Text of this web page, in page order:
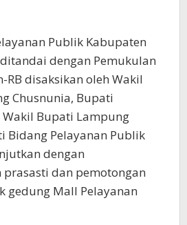
Publik Kabupaten
dengan Pemukulan
RB disaksikan oleh Wakil
Chusnunia, Bupati
Wakil Bupati Lampung
Bidang Pelayanan Publik
dengan
dan pemotongan
gedung Mall Pelayanan